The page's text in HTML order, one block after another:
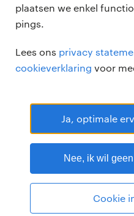
plaatsen we enkel
pings.
Lees ons privacy
cookieverklaring voor
Ja, optimale
Nee, ik wil
Cookie
werken bij Randstad
onze kantoren
RANDSTAD PROFESSIONAL is
Randstad N.V.
Cookies